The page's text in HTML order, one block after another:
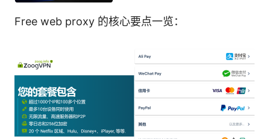
Free web proxy 的核心要点一览：